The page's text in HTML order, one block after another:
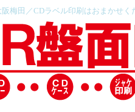
梅田／CDラベル印刷はおまかせく